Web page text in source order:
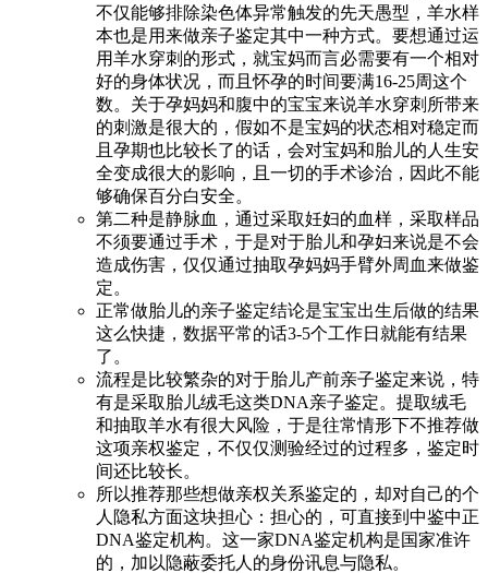
不仅能够排除染色体异常触发的先天愚型，羊水样
本也是用来做亲子鉴定其中一种方式。要想通过运
用羊水穿刺的形式，就宝妈而言必需要有一个相对
好的身体状况，而且怀孕的时间要满16-25周这个
数。关于孕妈妈和腹中的宝宝来说羊水穿刺所带来
的刺激是很大的，假如不是宝妈的状态相对稳定而
且孕期也比较长了的话，会对宝妈和胎儿的人生安
全变成很大的影响，且一切的手术诊治，因此不能
够确保百分白安全。
第二种是静脉血，通过采取妊妇的血样，采取样品
不须要通过手术，于是对于胎儿和孕妇来说是不会
造成伤害，仅仅通过抽取孕妈妈手臂外周血来做鉴
定。
正常做胎儿的亲子鉴定结论是宝宝出生后做的结果
这么快捷，数据平常的话3-5个工作日就能有结果
了。
流程是比较繁杂的对于胎儿产前亲子鉴定来说，特
有是采取胎儿绒毛这类DNA亲子鉴定。提取绒毛
和抽取羊水有很大风险，于是往常情形下不推荐做
这项亲权鉴定，不仅仅测验经过的过程多，鉴定时
间还比较长。
所以推荐那些想做亲权关系鉴定的，却对自己的个
人隐私方面这块担心：担心的，可直接到中鉴中正
DNA鉴定机构。这一家DNA鉴定机构是国家准许
的，加以隐蔽委托人的身份讯息与隐私。